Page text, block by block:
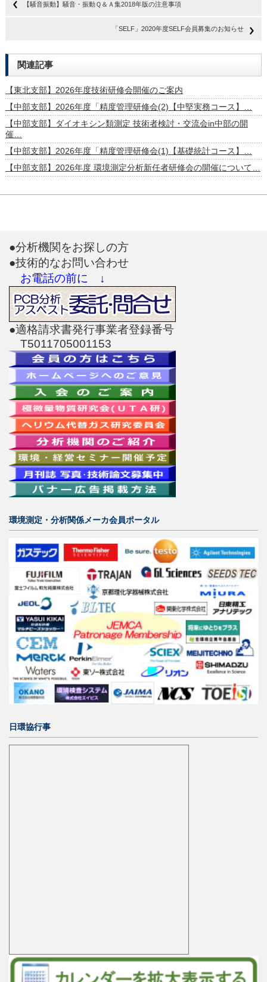
【騒音振動】騒音・振動Ｑ＆Ａ集2018年版の注意事項
「SELF」2020年度SELF会員募集のお知らせ
関連記事
【東北支部】2026年度技術研修会開催のご案内
【中部支部】2026年度「精度管理研修会(2)【中堅実務コース】…
【中部支部】ダイオキシン類測定 技術者検討・交流会in中部の開
催…
【中部支部】2026年度「精度管理研修会(1)【基礎統計コース】…
【中部支部】2026年度 環境測定分析新任者研修会の開催について…
●分析機関をお探しの方
●技術的なお問い合わせ
お電話の前に ↓
●適格請求書発行事業者登録番号
T5011705001153
環境測定・分析関係メーカ会員ポータル
日環協行事